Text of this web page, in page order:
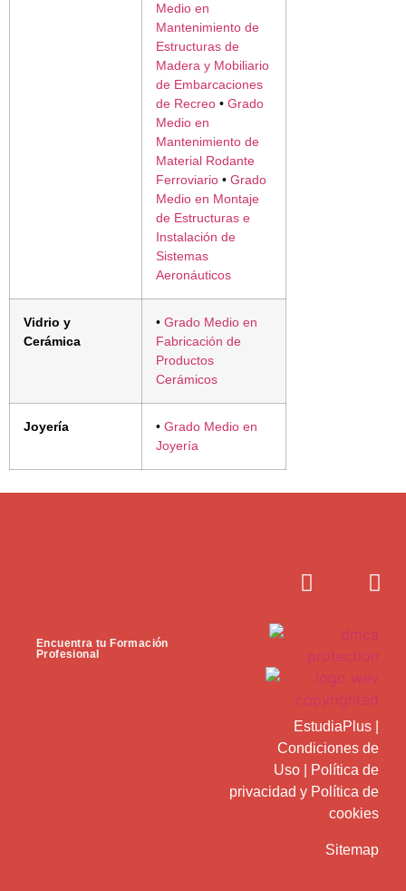
Medio en
Mantenimiento de
Estructuras de
Madera y Mobiliario
de Embarcaciones
de Recreo • Grado
Medio en
Mantenimiento de
Material Rodante
Ferroviario • Grado
Medio en Montaje
de Estructuras e
Instalación de
Sistemas
Aeronáuticos
Vidrio y
Cerámica
• Grado Medio en
Fabricación de
Productos
Cerámicos
Joyería • Grado Medio en
Joyería
Encuentra tu Formación
Profesional
EstudiaPlus
Condiciones de
Uso
Política de
privacidad y Política de
cookies
Sitemap